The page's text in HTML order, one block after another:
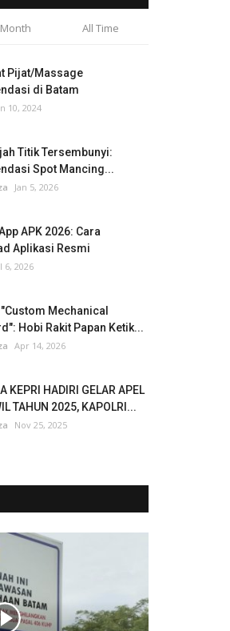
All Time
Pijat/Massage
di Batam
10, 2024
Titik Tersembunyi:
Spot Mancing...
Jan 5, 2026
APK 2026: Cara
Aplikasi Resmi
6, 2026
Mechanical
Hobi Rakit Papan Ketik...
Apr 14, 2026
KEPRI HADIRI GELAR APEL
TAHUN 2025, KAPOLRI...
Nov 25, 2025